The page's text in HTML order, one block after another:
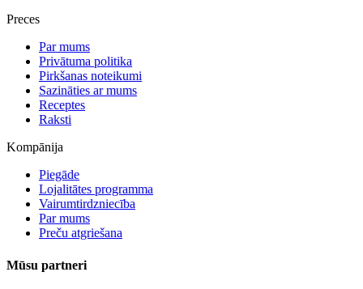
Preces
Par mums
Privātuma politika
Pirkšanas noteikumi
Sazināties ar mums
Receptes
Raksti
Kompānija
Piegāde
Lojalitātes programma
Vairumtirdzniecība
Par mums
Preču atgriešana
Mūsu partneri